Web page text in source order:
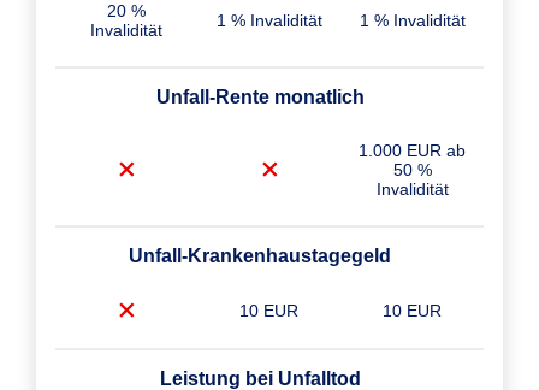
20 %
Invalidität
1 % Invalidität 1 % Invalidität
Unfall-Rente monatlich
1.000 EUR ab
50 %
Invalidität
Unfall-Krankenhaustagegeld
10 EUR 10 EUR
Leistung bei Unfalltod